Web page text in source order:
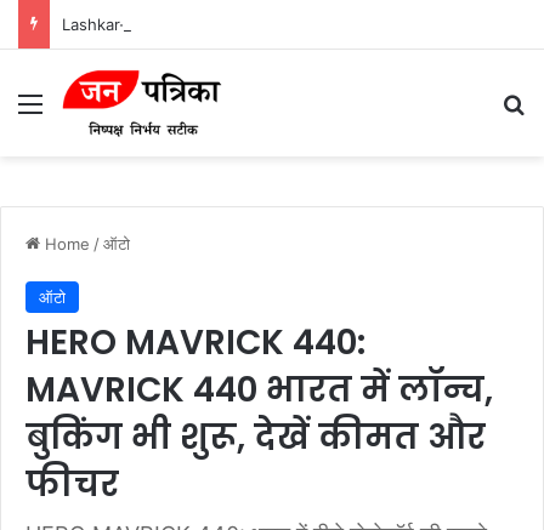
Menu
Home /ऑटो
ऑटो
HERO MAVRICK 440:
MAVRICK 440 भारत में लॉन्च,
बुकिंग भी शुरू, देखें कीमत और
फीचर